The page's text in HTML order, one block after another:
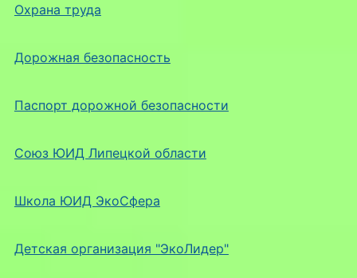
Охрана труда
Дорожная безопасность
Паспорт дорожной безопасности
Союз ЮИД Липецкой области
Школа ЮИД ЭкоСфера
Детская организация "ЭкоЛидер"